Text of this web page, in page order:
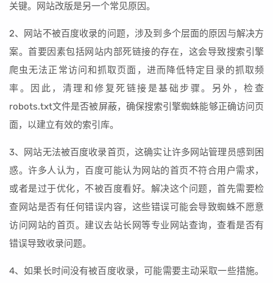
关键。网站改版是另一个常见原因。
2、网站不被百度收录的问题，涉及到多个层面的原因与解决方
案。首要因素包括网站内部死链接的存在，这会导致搜索引擎
爬虫无法正常访问和抓取页面，进而降低特定目录的抓取频
率。因此，清理和修复死链接是基础步骤。另外，检查
robots.txt文件是否被屏蔽，确保搜索引擎蜘蛛能够正确访问页
面，以建立有效的索引库。
3、网站无法被百度收录首页，这确实让许多网站管理员感到困
惑。许多人认为，百度可能认为网站的首页不符合用户需求，
或者是过于优化，不被百度看好。解决这个问题，首先需要检
查网站是否有任何错误内容，这些错误可能会导致蜘蛛不愿意
访问网站的首页。建议去站长网等专业网站查询，查看是否有
错误导致收录问题。
4、如果长时间没有被百度收录，可能需要主动采取一些措施。